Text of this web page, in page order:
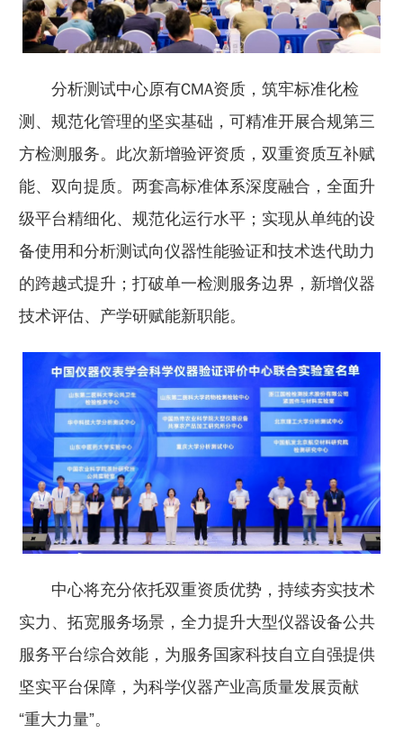
分析测试中心原有CMA资质，筑牢标准化检
测、规范化管理的坚实基础，可精准开展合规第三
方检测服务。此次新增验评资质，双重资质互补赋
能、双向提质。两套高标准体系深度融合，全面升
级平台精细化、规范化运行水平；实现从单纯的设
备使用和分析测试向仪器性能验证和技术迭代助力
的跨越式提升；打破单一检测服务边界，新增仪器
技术评估、产学研赋能新职能。
中心将充分依托双重资质优势，持续夯实技术
实力、拓宽服务场景，全力提升大型仪器设备公共
服务平台综合效能，为服务国家科技自立自强提供
坚实平台保障，为科学仪器产业高质量发展贡献
“重大力量”。